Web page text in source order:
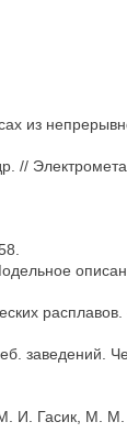
из
//
заведений.
И. Гасик, М. М.